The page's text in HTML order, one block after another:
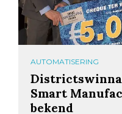
AUTOMATISERING
Smart
bekend